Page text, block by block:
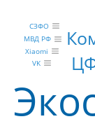
Xiaomi
VK
МВД РФ
СЗФО